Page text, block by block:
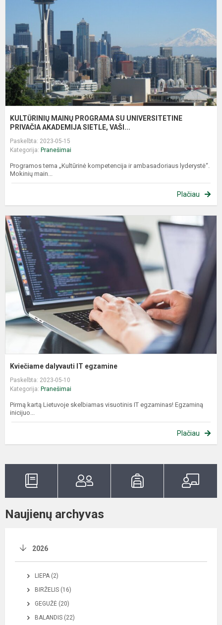
KULTŪRINIŲ MAINŲ PROGRAMA SU UNIVERSITETINE
PRIVAČIA AKADEMIJA SIETLE, VAŠI...
Paskelbta: 2023-05-15
Kategorija: Pranešimai
Programos tema „Kultūrinė kompetencija ir ambasadoriaus lyderystė“.
Mokinių main...
Plačiau
Kviečiame dalyvauti IT egzamine
Paskelbta: 2023-05-10
Kategorija: Pranešimai
Pirmą kartą Lietuvoje skelbiamas visuotinis IT egzaminas! Egzaminą
inicijuo...
Plačiau
Naujienų archyvas
2026
LIEPA (2)
BIRŽELIS (16)
GEGUŽĖ (20)
BALANDIS (22)